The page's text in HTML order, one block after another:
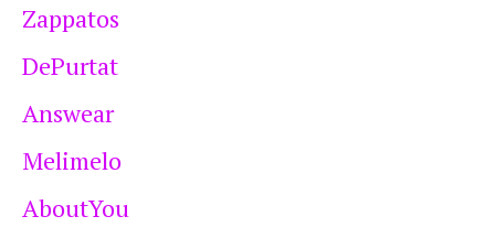
Zappatos
DePurtat
Answear
Melimelo
AboutYou